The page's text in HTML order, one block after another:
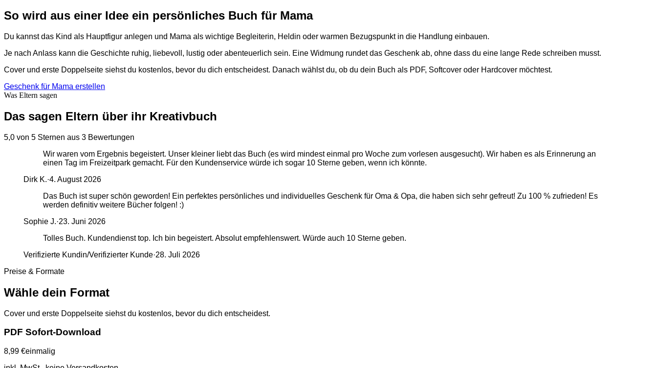
So wird aus einer Idee ein persönliches Buch für Mama
Du kannst das Kind als Hauptfigur anlegen und Mama als wichtige Begleiterin, Heldin oder warmen Bezugspunkt in die Handlung einbauen.
Je nach Anlass kann die Geschichte ruhig, liebevoll, lustig oder abenteuerlich sein. Eine Widmung rundet das Geschenk ab, ohne dass du eine lange Rede schreiben musst.
Cover und erste Doppelseite siehst du kostenlos, bevor du dich entscheidest. Danach wählst du, ob du dein Buch als PDF, Softcover oder Hardcover möchtest.
Geschenk für Mama erstellen
Was Eltern sagen
Das sagen Eltern über ihr Kreativbuch
5,0 von 5 Sternen aus 3 Bewertungen
Wir waren vom Ergebnis begeistert. Unser kleiner liebt das Buch (es wird mindest einmal pro Woche zum vorlesen ausgesucht). Wir haben es als Erinnerung an
einen Tag im Freizeitpark gemacht. Für den Kundenservice würde ich sogar 10 Sterne geben, wenn ich könnte.
Dirk K.·4. August 2026
Das Buch ist super schön geworden! Ein perfektes persönliches und individuelles Geschenk für Oma & Opa, die haben sich sehr gefreut! Zu 100 % zufrieden! Es
werden definitiv weitere Bücher folgen! :)
Sophie J.·23. Juni 2026
Tolles Buch. Kundendienst top. Ich bin begeistert. Absolut empfehlenswert. Würde auch 10 Sterne geben.
Verifizierte Kundin/Verifizierter Kunde·28. Juli 2026
Preise & Formate
Wähle dein Format
Cover und erste Doppelseite siehst du kostenlos, bevor du dich entscheidest.
PDF Sofort-Download
8,99 €einmalig